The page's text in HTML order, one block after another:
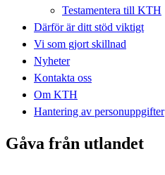
Testamentera till KTH
Därför är ditt stöd viktigt
Vi som gjort skillnad
Nyheter
Kontakta oss
Om KTH
Hantering av personuppgifter
Gåva från utlandet